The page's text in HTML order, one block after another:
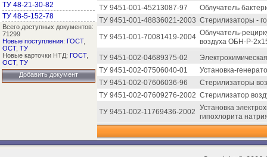
ТУ 48-21-30-82
ТУ 48-5-152-78
Всего доступных документов:
71299
Новые поступления: ГОСТ,
ОСТ, ТУ
Новые карточки НТД: ГОСТ,
ОСТ, ТУ
Добавить документ
ТУ 9451-001-45213087-97
Облучатель
ТУ 9451-001-48836021-2003 Стерилизаторы -
ТУ 9451-001-70081419-2004 Облучатель-
воздуха ОБН-Р-
ТУ 9451-002-04689375-02
ТУ 9451-002-07506040-01
Установка-
ТУ 9451-002-07606036-96
Стерилизаторы
ТУ 9451-002-07609276-2002 Стерилизатор
ТУ 9451-002-11769436-2002 Установка
гипохлорита